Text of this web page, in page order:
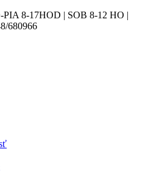
8-17HOD | SOB 8-12 HO |
680966